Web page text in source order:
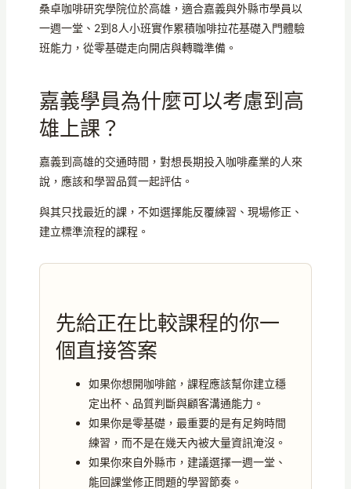
桑卓咖啡研究學院位於高雄，適合嘉義與外縣市學員以
一週一堂、2到8人小班實作累積咖啡拉花基礎入門體驗
班能力，從零基礎走向開店與轉職準備。
嘉義學員為什麼可以考慮到高
雄上課？
嘉義到高雄的交通時間，對想長期投入咖啡產業的人來
說，應該和學習品質一起評估。
與其只找最近的課，不如選擇能反覆練習、現場修正、
建立標準流程的課程。
先給正在比較課程的你一
個直接答案
如果你想開咖啡館，課程應該幫你建立穩
定出杯、品質判斷與顧客溝通能力。
如果你是零基礎，最重要的是有足夠時間
練習，而不是在幾天內被大量資訊淹沒。
如果你來自外縣市，建議選擇一週一堂、
能回課堂修正問題的學習節奏。